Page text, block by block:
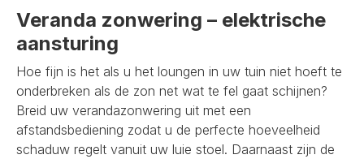
Veranda zonwering – elektrische
aansturing
Hoe fijn is het als u het loungen in uw tuin niet hoeft te
onderbreken als de zon net wat te fel gaat schijnen?
Breid uw verandazonwering uit met een
afstandsbediening zodat u de perfecte hoeveelheid
schaduw regelt vanuit uw luie stoel. Daarnaast zijn de